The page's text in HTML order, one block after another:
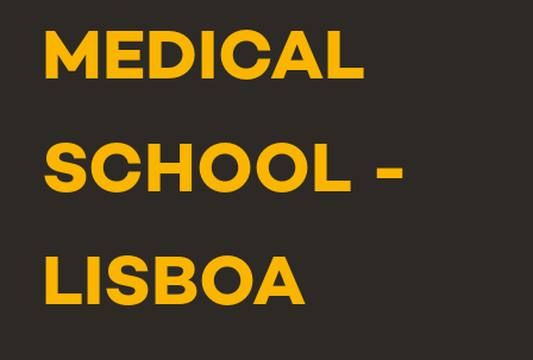
MEDICAL
SCHOOL -
LISBOA